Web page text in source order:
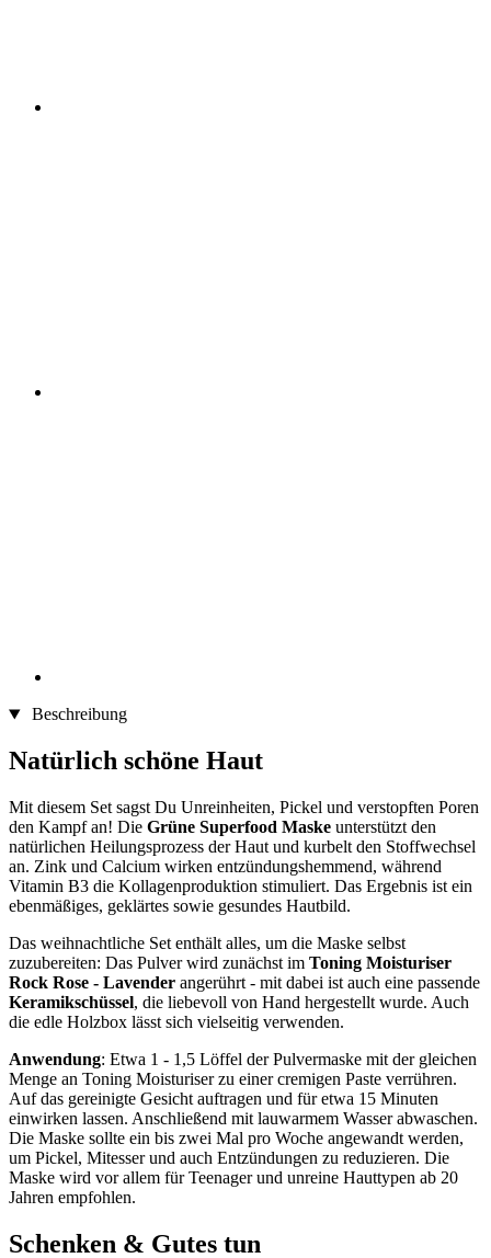
Beschreibung
Natürlich schöne Haut
Mit diesem Set sagst Du Unreinheiten, Pickel und verstopften Poren
den Kampf an! Die Grüne Superfood Maske unterstützt den
natürlichen Heilungsprozess der Haut und kurbelt den Stoffwechsel
an. Zink und Calcium wirken entzündungshemmend, während
Vitamin B3 die Kollagenproduktion stimuliert. Das Ergebnis ist ein
ebenmäßiges, geklärtes sowie gesundes Hautbild.
Das weihnachtliche Set enthält alles, um die Maske selbst
zuzubereiten: Das Pulver wird zunächst im Toning Moisturiser
Rock Rose - Lavender angerührt - mit dabei ist auch eine passende
Keramikschüssel, die liebevoll von Hand hergestellt wurde. Auch
die edle Holzbox lässt sich vielseitig verwenden.
Anwendung: Etwa 1 - 1,5 Löffel der Pulvermaske mit der gleichen
Menge an Toning Moisturiser zu einer cremigen Paste verrühren.
Auf das gereinigte Gesicht auftragen und für etwa 15 Minuten
einwirken lassen. Anschließend mit lauwarmem Wasser abwaschen.
Die Maske sollte ein bis zwei Mal pro Woche angewandt werden,
um Pickel, Mitesser und auch Entzündungen zu reduzieren. Die
Maske wird vor allem für Teenager und unreine Hauttypen ab 20
Jahren empfohlen.
Schenken & Gutes tun